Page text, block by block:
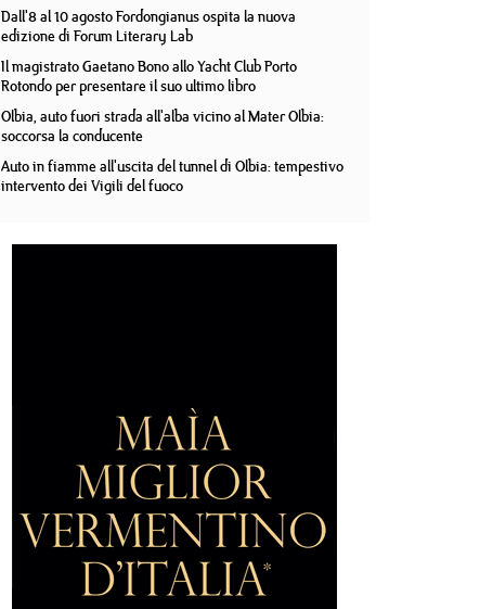
Dall'8 al 10 agosto Fordongianus ospita la nuova
edizione di Forum Literary Lab
Il magistrato Gaetano Bono allo Yacht Club Porto
Rotondo per presentare il suo ultimo libro
Olbia, auto fuori strada all'alba vicino al Mater Olbia:
soccorsa la conducente
Auto in fiamme all'uscita del tunnel di Olbia: tempestivo
intervento dei Vigili del fuoco